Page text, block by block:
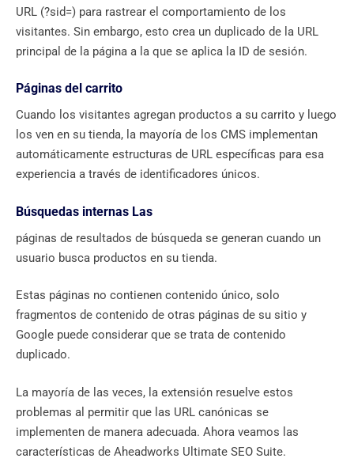
URL (?sid=) para rastrear el comportamiento de los
visitantes. Sin embargo, esto crea un duplicado de la URL
principal de la página a la que se aplica la ID de sesión.
Páginas del carrito
Cuando los visitantes agregan productos a su carrito y luego
los ven en su tienda, la mayoría de los CMS implementan
automáticamente estructuras de URL específicas para esa
experiencia a través de identificadores únicos.
Búsquedas internas Las
páginas de resultados de búsqueda se generan cuando un
usuario busca productos en su tienda.
Estas páginas no contienen contenido único, solo
fragmentos de contenido de otras páginas de su sitio y
Google puede considerar que se trata de contenido
duplicado.
La mayoría de las veces, la extensión resuelve estos
problemas al permitir que las URL canónicas se
implementen de manera adecuada. Ahora veamos las
características de Aheadworks Ultimate SEO Suite.